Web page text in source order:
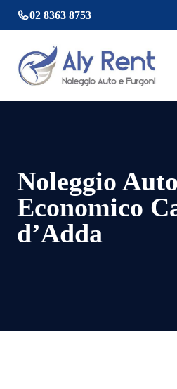
al
02 8363 8753
Noleggio Auto
Economico
d’Adda